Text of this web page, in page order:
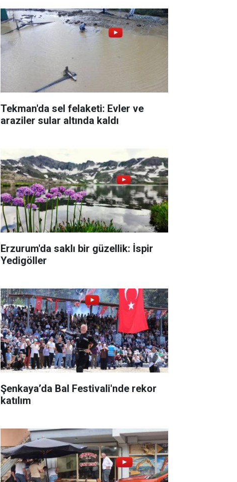
Tekman'da sel felaketi: Evler ve
araziler sular altında kaldı
Erzurum'da saklı bir güzellik: İspir
Yedigöller
Şenkaya’da Bal Festivali'nde rekor
katılım